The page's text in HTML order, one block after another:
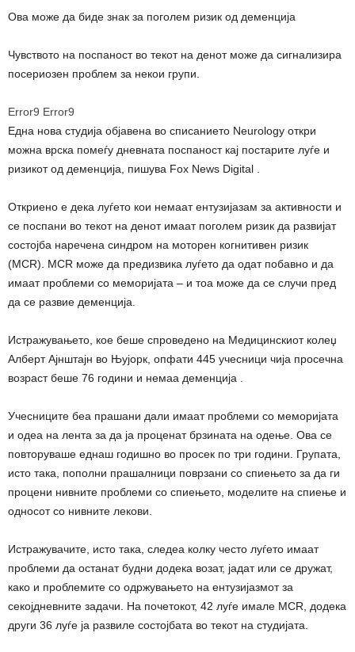
Ова може да биде знак за поголем ризик од деменција
Чувството на поспаност во текот на денот може да сигнализира
посериозен проблем за некои групи.
Error9 Error9
Една нова студија објавена во списанието Neurology откри
можна врска помеѓу дневната поспаност кај постарите луѓе и
ризикот од деменција, пишува Fox News Digital .
Откриено е дека луѓето кои немаат ентузијазам за активности и
се поспани во текот на денот имаат поголем ризик да развијат
состојба наречена синдром на моторен когнитивен ризик
(MCR). MCR може да предизвика луѓето да одат побавно и да
имаат проблеми со меморијата – и тоа може да се случи пред
да се развие деменција.
Истражувањето, кое беше спроведено на Медицинскиот колеџ
Алберт Ајнштајн во Њујорк, опфати 445 учесници чија просечна
возраст беше 76 години и немаа деменција .
Учесниците беа прашани дали имаат проблеми со меморијата
и одеа на лента за да ја проценат брзината на одење. Ова се
повторуваше еднаш годишно во просек по три години. Групата,
исто така, пополни прашалници поврзани со спиењето за да ги
процени нивните проблеми со спиењето, моделите на спиење и
односот со нивните лекови.
Истражувачите, исто така, следеа колку често луѓето имаат
проблеми да останат будни додека возат, јадат или се дружат,
како и проблемите со одржувањето на ентузијазмот за
секојдневните задачи. На почетокот, 42 луѓе имале MCR, додека
други 36 луѓе ја развиле состојбата во текот на студијата.